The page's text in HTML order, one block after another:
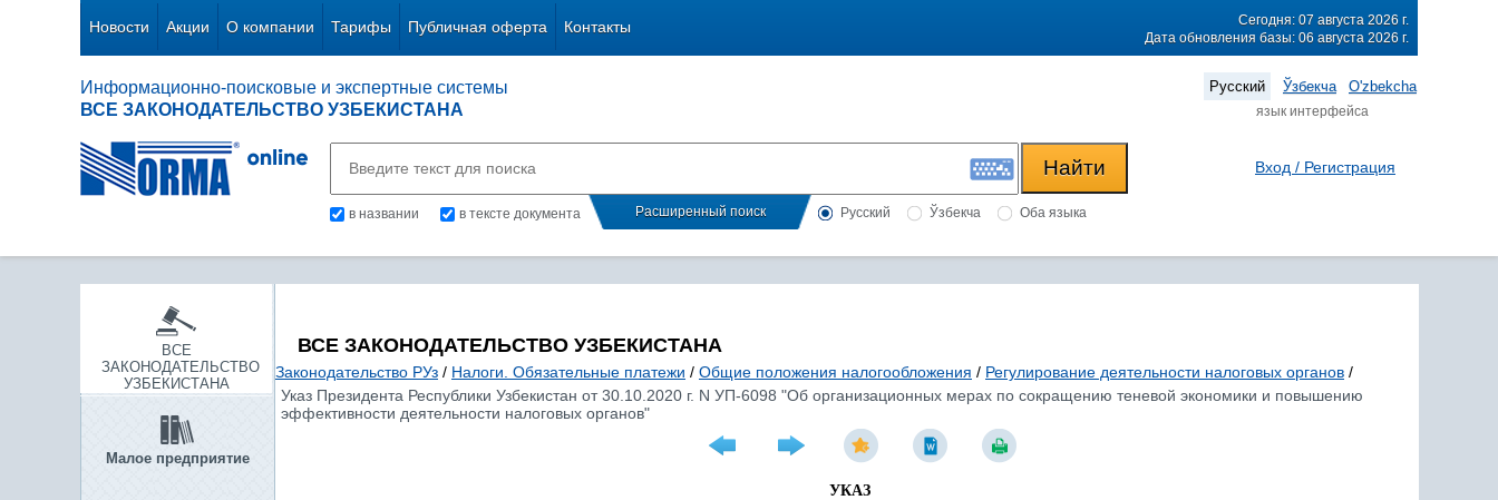
Новости Акции О компании Тарифы Публичная оферта Контакты
Сегодня: 07 августа 2026 г.
Дата обновления базы: 06 августа 2026 г.
Информационно-поисковые и экспертные системы
ВСЕ ЗАКОНОДАТЕЛЬСТВО УЗБЕКИСТАНА
Русский Ўзбекча O'zbekcha
язык интерфейса
в названии в тексте документа Расширенный поиск Русский Ўзбекча Оба языка
Вход / Регистрация
ВСЕ
ЗАКОНОДАТЕЛЬСТВО
УЗБЕКИСТАНА
Малое предприятие
ВСЕ ЗАКОНОДАТЕЛЬСТВО УЗБЕКИСТАНА
Законодательство РУз / Налоги. Обязательные платежи / Общие положения налогообложения / Регулирование деятельности налоговых органов /
Указ Президента Республики Узбекистан от 30.10.2020 г. N УП-6098 "Об организационных мерах по сокращению теневой экономики и повышению
эффективности деятельности налоговых органов"
УКАЗ